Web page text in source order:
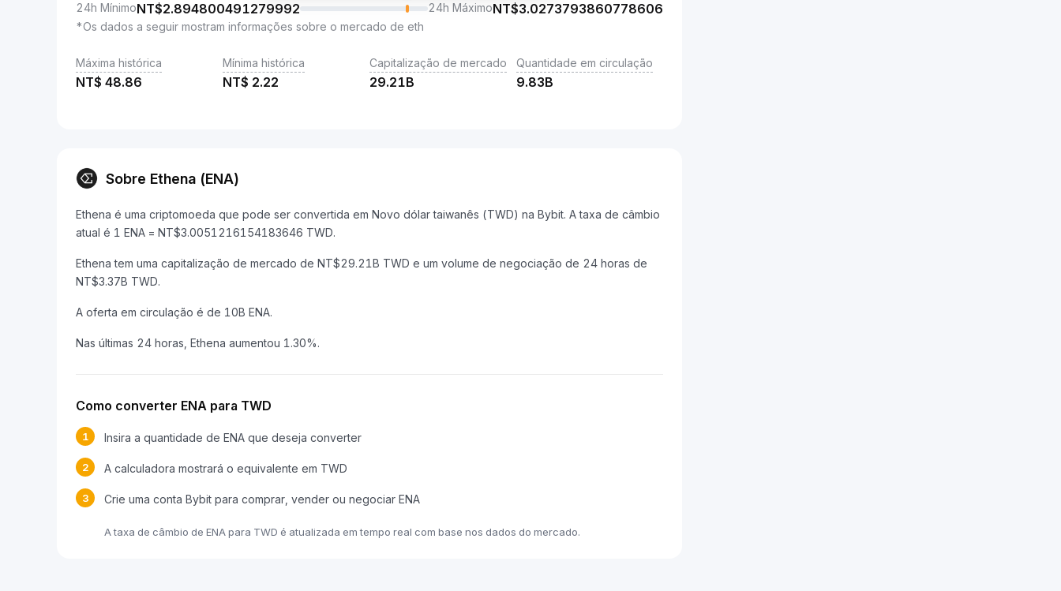
24h MínimoNT$2.894800491279992 24h MáximoNT$3.0273793860778606
*Os dados a seguir mostram informações sobre o mercado de eth
Máxima histórica
NT$ 48.86
Mínima histórica
NT$ 2.22
Capitalização de mercado
29.21B
Quantidade em circulação
9.83B
Sobre Ethena (ENA)
Ethena é uma criptomoeda que pode ser convertida em Novo dólar taiwanês (TWD) na Bybit. A taxa de câmbio
atual é 1 ENA = NT$3.0051216154183646 TWD.
Ethena tem uma capitalização de mercado de NT$29.21B TWD e um volume de negociação de 24 horas de
NT$3.37B TWD.
A oferta em circulação é de 10B ENA.
Nas últimas 24 horas, Ethena aumentou 1.30%.
Como converter ENA para TWD
1 Insira a quantidade de ENA que deseja converter
2 A calculadora mostrará o equivalente em TWD
3 Crie uma conta Bybit para comprar, vender ou negociar ENA
A taxa de câmbio de ENA para TWD é atualizada em tempo real com base nos dados do mercado.